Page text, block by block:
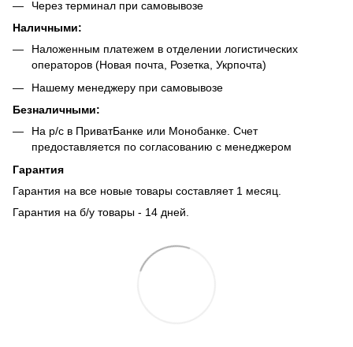
Через терминал при самовывозе
Наличными:
Наложенным платежем в отделении логистических
операторов (Новая почта, Розетка, Укрпочта)
Нашему менеджеру при самовывозе
Безналичными:
На р/с в ПриватБанке или Монобанке. Счет
предоставляется по согласованию с менеджером
Гарантия
Гарантия на все новые товары составляет 1 месяц.
Гарантия на б/у товары - 14 дней.